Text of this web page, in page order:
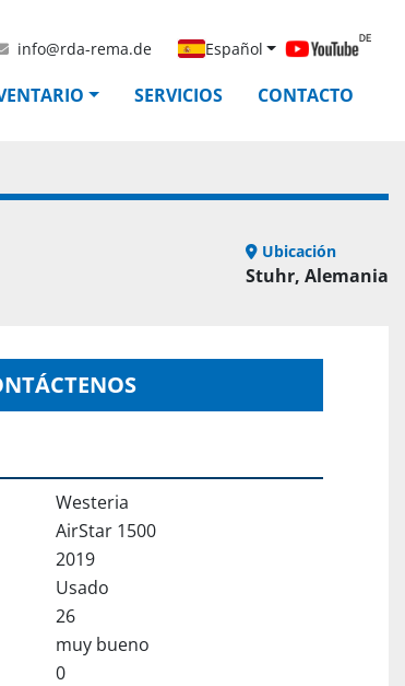
info@rda-rema.de Español
SERVICIOS CONTACTO
Ubicación
Stuhr, Alemania
Westeria
AirStar 1500
2019
Usado
26
muy bueno
0